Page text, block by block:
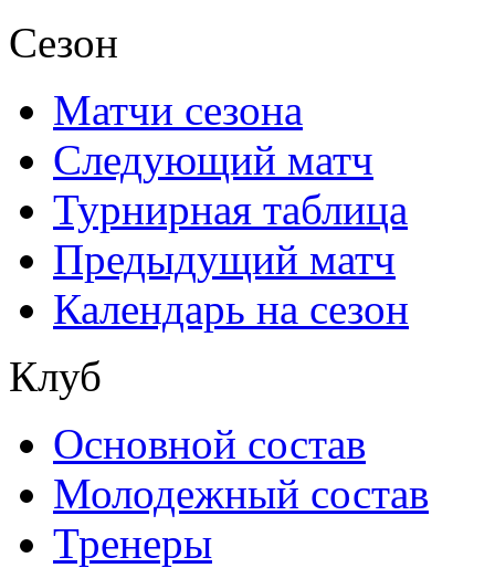
Сезон
Матчи сезона
Следующий матч
Турнирная таблица
Предыдущий матч
Календарь на сезон
Клуб
Основной состав
Молодежный состав
Тренеры